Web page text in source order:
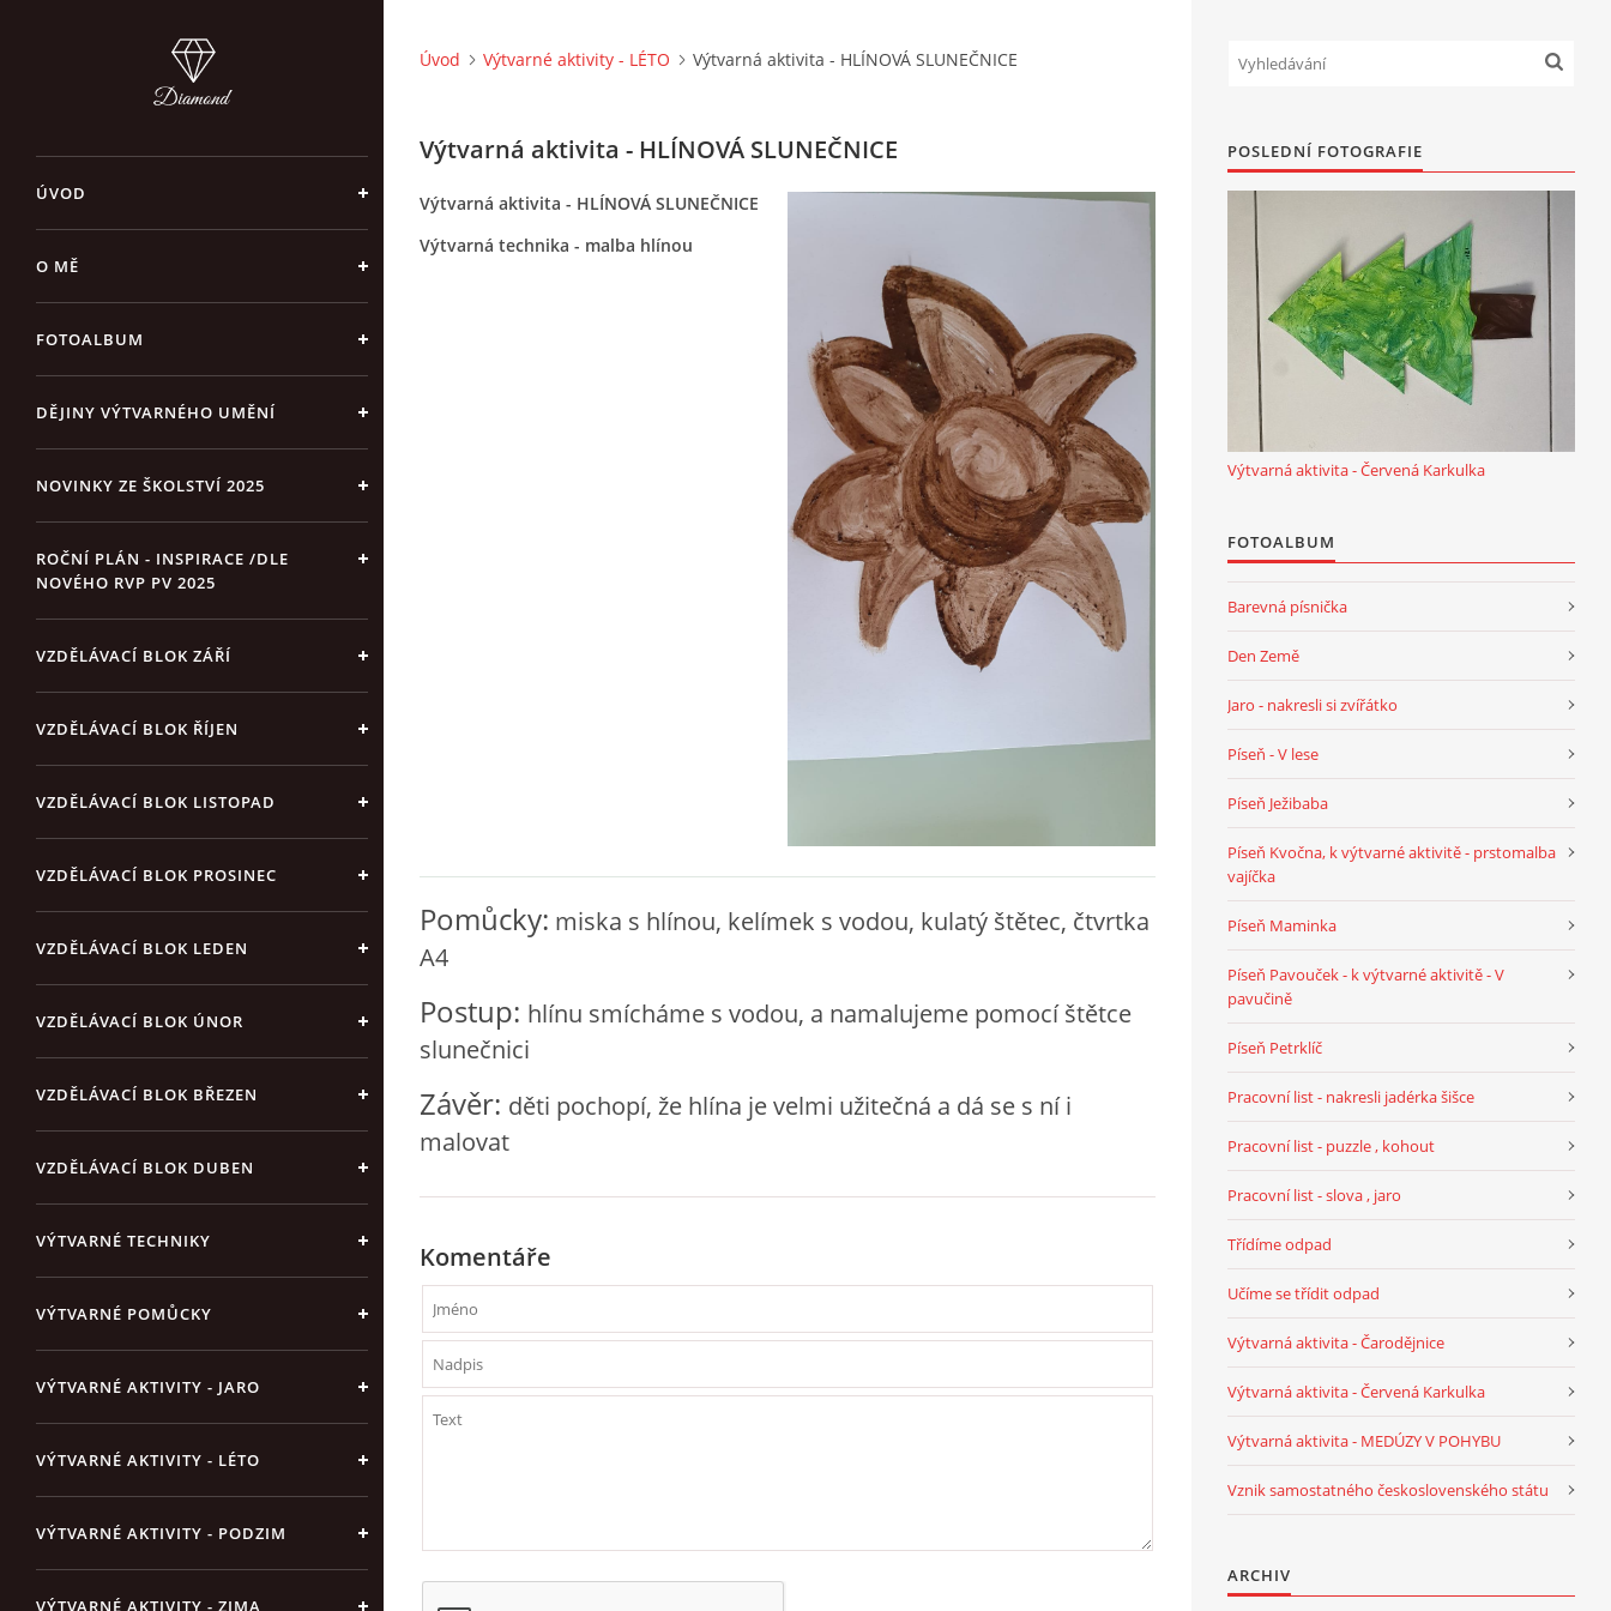
ÚVOD
O MĚ
FOTOALBUM
DĚJINY VÝTVARNÉHO UMĚNÍ
NOVINKY ZE ŠKOLSTVÍ 2025
ROČNÍ PLÁN - INSPIRACE /DLE
NOVÉHO RVP PV 2025
VZDĚLÁVACÍ BLOK ZÁŘÍ
VZDĚLÁVACÍ BLOK ŘÍJEN
VZDĚLÁVACÍ BLOK LISTOPAD
VZDĚLÁVACÍ BLOK PROSINEC
VZDĚLÁVACÍ BLOK LEDEN
VZDĚLÁVACÍ BLOK ÚNOR
VZDĚLÁVACÍ BLOK BŘEZEN
VZDĚLÁVACÍ BLOK DUBEN
VÝTVARNÉ TECHNIKY
VÝTVARNÉ POMŮCKY
VÝTVARNÉ AKTIVITY - JARO
VÝTVARNÉ AKTIVITY - LÉTO
VÝTVARNÉ AKTIVITY - PODZIM
VÝTVARNÉ AKTIVITY - ZIMA
Úvod Výtvarné aktivity - LÉTO Výtvarná aktivita - HLÍNOVÁ SLUNEČNICE
Výtvarná aktivita - HLÍNOVÁ SLUNEČNICE
Výtvarná aktivita - HLÍNOVÁ SLUNEČNICE
Výtvarná technika - malba hlínou
Pomůcky: miska s hlínou, kelímek s vodou, kulatý štětec, čtvrtka
A4
Postup: hlínu smícháme s vodou, a namalujeme pomocí štětce
slunečnici
Závěr: děti pochopí, že hlína je velmi užitečná a dá se s ní i
malovat
Komentáře
POSLEDNÍ FOTOGRAFIE
Výtvarná aktivita - Červená Karkulka
FOTOALBUM
Barevná písnička
Den Země
Jaro - nakresli si zvířátko
Píseň - V lese
Píseň Ježibaba
Píseň Kvočna, k výtvarné aktivitě - prstomalba
vajíčka
Píseň Maminka
Píseň Pavouček - k výtvarné aktivitě - V
pavučině
Píseň Petrklíč
Pracovní list - nakresli jadérka šišce
Pracovní list - puzzle , kohout
Pracovní list - slova , jaro
Třídíme odpad
Učíme se třídit odpad
Výtvarná aktivita - Čarodějnice
Výtvarná aktivita - Červená Karkulka
Výtvarná aktivita - MEDÚZY V POHYBU
Vznik samostatného československého státu
ARCHIV